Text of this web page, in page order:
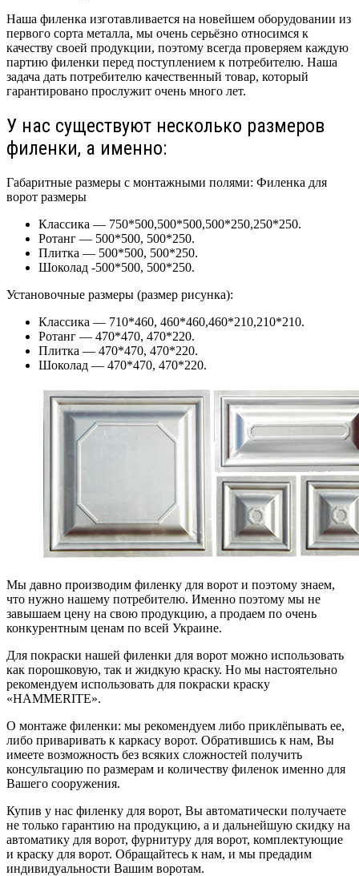
Наша филенка изготавливается на новейшем оборудовании из
первого сорта металла, мы очень серьёзно относимся к
качеству своей продукции, поэтому всегда проверяем каждую
партию филенки перед поступлением к потребителю. Наша
задача дать потребителю качественный товар, который
гарантировано прослужит очень много лет.
У нас существуют несколько размеров
филенки, а именно:
Габаритные размеры с монтажными полями: Филенка для
ворот размеры
Классика — 750*500,500*500,500*250,250*250.
Ротанг — 500*500, 500*250.
Плитка — 500*500, 500*250.
Шоколад -500*500, 500*250.
Установочные размеры (размер рисунка):
Классика — 710*460, 460*460,460*210,210*210.
Ротанг — 470*470, 470*220.
Плитка — 470*470, 470*220.
Шоколад — 470*470, 470*220.
Мы давно производим филенку для ворот и поэтому знаем,
что нужно нашему потребителю. Именно поэтому мы не
завышаем цену на свою продукцию, а продаем по очень
конкурентным ценам по всей Украине.
Для покраски нашей филенки для ворот можно использовать
как порошковую, так и жидкую краску. Но мы настоятельно
рекомендуем использовать для покраски краску
«HAMMERITE».
О монтаже филенки: мы рекомендуем либо приклёпывать ее,
либо приваривать к каркасу ворот. Обратившись к нам, Вы
имеете возможность без всяких сложностей получить
консультацию по размерам и количеству филенок именно для
Вашего сооружения.
Купив у нас филенку для ворот, Вы автоматически получаете
не только гарантию на продукцию, а и дальнейшую скидку на
автоматику для ворот, фурнитуру для ворот, комплектующие
и краску для ворот. Обращайтесь к нам, и мы предадим
индивидуальности Вашим воротам.